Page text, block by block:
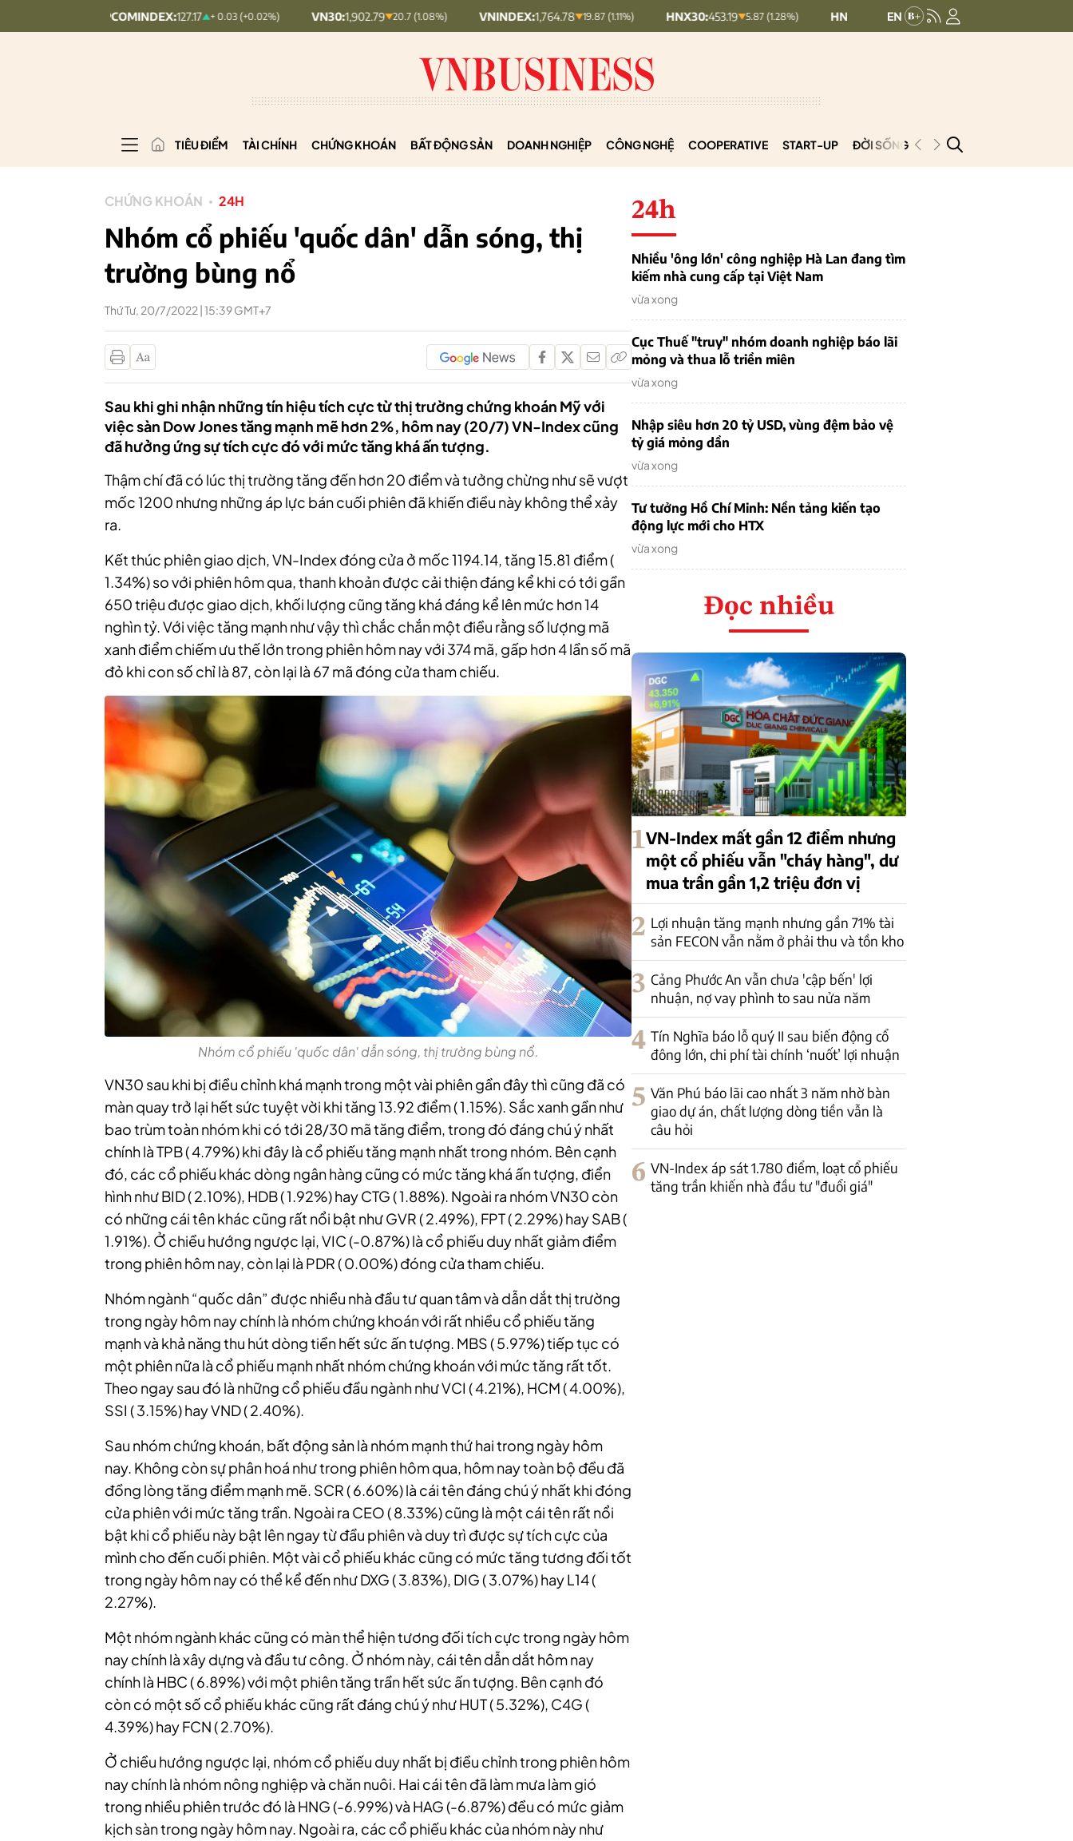
127.17 + 0.03 (+0.02%) VN30:1,902.79 20.7 (1.08%) VNINDEX: 1,764.78 19.87 (1.11%) HNX30: 453.19 5.87 (1.28%) HNXINDEX: 292.64 8.56 (2.84%) UPCOMINDEX:
TIÊU ĐIỂM TÀI CHÍNH CHỨNG KHOÁN BẤT ĐỘNG SẢN DOANH NGHIỆP CÔNG NGHỆ COOPERATIVE START-UP ĐỜI SỐNG PODCAST
CHỨNG KHOÁN 24H
Nhóm cổ phiếu 'quốc dân' dẫn sóng, thị
trường bùng nổ
Thứ Tư, 20/7/2022 | 15:39 GMT+7
Sau khi ghi nhận những tín hiệu tích cực từ thị trường chứng khoán Mỹ với
việc sàn Dow Jones tăng mạnh mẽ hơn 2%, hôm nay (20/7) VN-Index cũng
đã hưởng ứng sự tích cực đó với mức tăng khá ấn tượng.
Thậm chí đã có lúc thị trường tăng đến hơn 20 điểm và tưởng chừng như sẽ vượt
mốc 1200 nhưng những áp lực bán cuối phiên đã khiến điều này không thể xảy
ra.
Kết thúc phiên giao dịch, VN-Index đóng cửa ở mốc 1194.14, tăng 15.81 điểm (
1.34%) so với phiên hôm qua, thanh khoản được cải thiện đáng kể khi có tới gần
650 triệu được giao dịch, khối lượng cũng tăng khá đáng kể lên mức hơn 14
nghìn tỷ. Với việc tăng mạnh như vậy thì chắc chắn một điều rằng số lượng mã
xanh điểm chiếm ưu thế lớn trong phiên hôm nay với 374 mã, gấp hơn 4 lần số mã
đỏ khi con số chỉ là 87, còn lại là 67 mã đóng cửa tham chiếu.
Nhóm cổ phiếu 'quốc dân' dẫn sóng, thị trường bùng nổ.
VN30 sau khi bị điều chỉnh khá mạnh trong một vài phiên gần đây thì cũng đã có
màn quay trở lại hết sức tuyệt vời khi tăng 13.92 điểm ( 1.15%). Sắc xanh gần như
bao trùm toàn nhóm khi có tới 28/30 mã tăng điểm, trong đó đáng chú ý nhất
chính là TPB ( 4.79%) khi đây là cổ phiếu tăng mạnh nhất trong nhóm. Bên cạnh
đó, các cổ phiếu khác dòng ngân hàng cũng có mức tăng khá ấn tượng, điển
hình như BID ( 2.10%), HDB ( 1.92%) hay CTG ( 1.88%). Ngoài ra nhóm VN30 còn
có những cái tên khác cũng rất nổi bật như GVR ( 2.49%), FPT ( 2.29%) hay SAB (
1.91%). Ở chiều hướng ngược lại, VIC (-0.87%) là cổ phiếu duy nhất giảm điểm
trong phiên hôm nay, còn lại là PDR ( 0.00%) đóng cửa tham chiếu.
Nhóm ngành “quốc dân” được nhiều nhà đầu tư quan tâm và dẫn dắt thị trường
trong ngày hôm nay chính là nhóm chứng khoán với rất nhiều cổ phiếu tăng
mạnh và khả năng thu hút dòng tiền hết sức ấn tượng. MBS ( 5.97%) tiếp tục có
một phiên nữa là cổ phiếu mạnh nhất nhóm chứng khoán với mức tăng rất tốt.
Theo ngay sau đó là những cổ phiếu đầu ngành như VCI ( 4.21%), HCM ( 4.00%),
SSI ( 3.15%) hay VND ( 2.40%).
Sau nhóm chứng khoán, bất động sản là nhóm mạnh thứ hai trong ngày hôm
nay. Không còn sự phân hoá như trong phiên hôm qua, hôm nay toàn bộ đều đã
đồng lòng tăng điểm mạnh mẽ. SCR ( 6.60%) là cái tên đáng chú ý nhất khi đóng
cửa phiên với mức tăng trần. Ngoài ra CEO ( 8.33%) cũng là một cái tên rất nổi
bật khi cổ phiếu này bật lên ngay từ đầu phiên và duy trì được sự tích cực của
mình cho đến cuối phiên. Một vài cổ phiếu khác cũng có mức tăng tương đối tốt
trong ngày hôm nay có thể kể đến như DXG ( 3.83%), DIG ( 3.07%) hay L14 (
2.27%).
Một nhóm ngành khác cũng có màn thể hiện tương đối tích cực trong ngày hôm
nay chính là xây dựng và đầu tư công. Ở nhóm này, cái tên dẫn dắt hôm nay
chính là HBC ( 6.89%) với một phiên tăng trần hết sức ấn tượng. Bên cạnh đó
còn có một số cổ phiếu khác cũng rất đáng chú ý như HUT ( 5.32%), C4G (
4.39%) hay FCN ( 2.70%).
Ở chiều hướng ngược lại, nhóm cổ phiếu duy nhất bị điều chỉnh trong phiên hôm
nay chính là nhóm nông nghiệp và chăn nuôi. Hai cái tên đã làm mưa làm gió
trong nhiều phiên trước đó là HNG (-6.99%) và HAG (-6.87%) đều có mức giảm
kịch sàn trong ngày hôm nay. Ngoài ra, các cổ phiếu khác của nhóm này như
24h
Nhiều 'ông lớn' công nghiệp Hà Lan đang tìm
kiếm nhà cung cấp tại Việt Nam
vừa xong
Cục Thuế "truy" nhóm doanh nghiệp báo lãi
mỏng và thua lỗ triền miên
vừa xong
Nhập siêu hơn 20 tỷ USD, vùng đệm bảo vệ
tỷ giá mỏng dần
vừa xong
Tư tưởng Hồ Chí Minh: Nền tảng kiến tạo
động lực mới cho HTX
vừa xong
Đọc nhiều
1VN-Index mất gần 12 điểm nhưng
một cổ phiếu vẫn "cháy hàng", dư
mua trần gần 1,2 triệu đơn vị
2 Lợi nhuận tăng mạnh nhưng gần 71% tài
sản FECON vẫn nằm ở phải thu và tồn kho
3 Cảng Phước An vẫn chưa 'cập bến' lợi
nhuận, nợ vay phình to sau nửa năm
4 Tín Nghĩa báo lỗ quý II sau biến động cổ
đông lớn, chi phí tài chính ‘nuốt’ lợi nhuận
5 Văn Phú báo lãi cao nhất 3 năm nhờ bàn
giao dự án, chất lượng dòng tiền vẫn là
câu hỏi
6 VN-Index áp sát 1.780 điểm, loạt cổ phiếu
tăng trần khiến nhà đầu tư "đuổi giá"